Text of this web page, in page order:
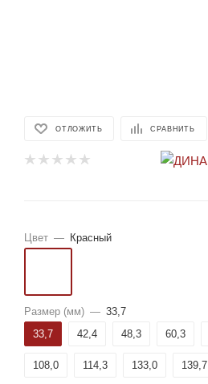
ОТЛОЖИТЬ СРАВНИТЬ
Цвет — Красный
Размер (мм) — 33,7
33,7
42,4 48,3 60,3
108,0 114,3 133,0 139,7